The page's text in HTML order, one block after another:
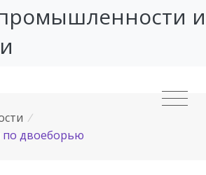
и
/
по двоеборью